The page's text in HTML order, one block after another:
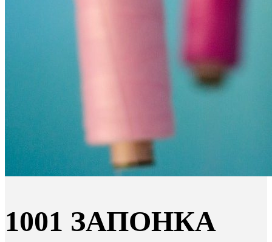
1001 ЗАПОНКА